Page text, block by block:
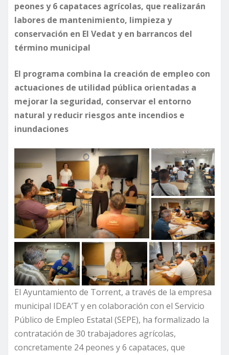
peones y 6 capataces agrícolas, que realizarán
labores de mantenimiento, limpieza y
conservación en El Vedat y en barrancos del
término municipal
El programa combina la creación de empleo con
actuaciones de utilidad pública orientadas a
mejorar la seguridad, conservar el entorno
natural y reducir riesgos ante incendios e
inundaciones
El Ayuntamiento de Torrent, a través de la empresa
municipal IDEA’T y en colaboración con el Servicio
Público de Empleo Estatal (SEPE), ha formalizado la
contratación de 30 trabajadores agrícolas,
concretamente 24 peones y 6 capataces, que